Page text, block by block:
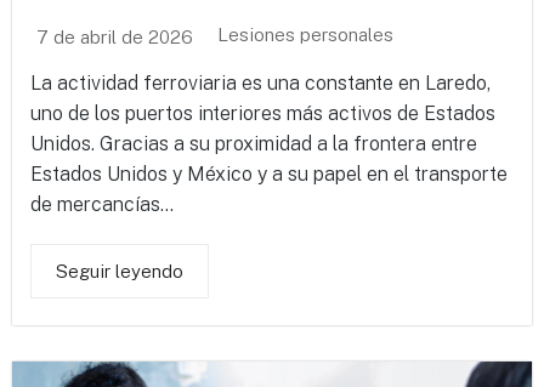
7 de abril de 2026 Lesiones personales
La actividad ferroviaria es una constante en Laredo,
uno de los puertos interiores más activos de Estados
Unidos. Gracias a su proximidad a la frontera entre
Estados Unidos y México y a su papel en el transporte
de mercancías...
Seguir leyendo